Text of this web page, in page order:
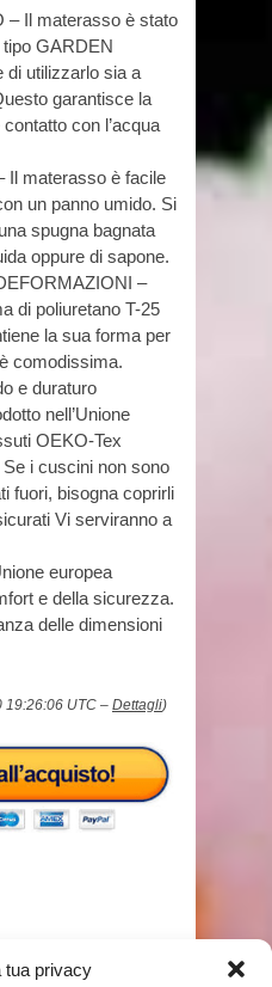
tua privacy
– Il materasso è stato
GARDEN
di utilizzarlo sia a
garantisce la
con l’acqua
Il materasso è facile
un panno umido. Si
spugna bagnata
oppure di sapone.
–
di poliuretano T-25
la sua forma per
comodissima.
e duraturo
nell’Unione
OEKO-Tex
i cuscini non sono
fuori, bisogna coprirli
Vi serviranno a
europea
e della sicurezza.
delle dimensioni
19:26:06 UTC – Dettagli)
IKEA